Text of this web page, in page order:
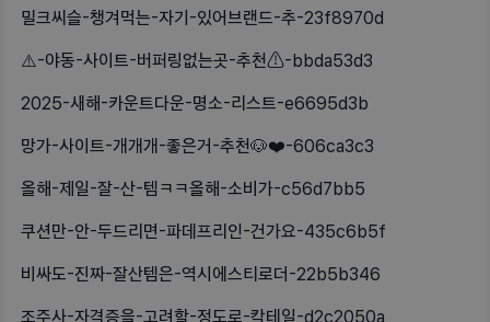
밀크씨슬-챙겨먹는-자기-있어브랜드-추-23f8970d
⚠️-야동-사이트-버퍼링없는곳-추천⚠-bbda53d3
2025-새해-카운트다운-명소-리스트-e6695d3b
망가-사이트-개개개-좋은거-추천🐶❤️-606ca3c3
올해-제일-잘-산-템ㅋㅋ올해-소비가-c56d7bb5
쿠션만-안-두드리면-파데프리인-건가요-435c6b5f
비싸도-진짜-잘산템은-역시에스티로더-22b5b346
조주사-자격증을-고려할-정도로-칵테일-d2c2050a